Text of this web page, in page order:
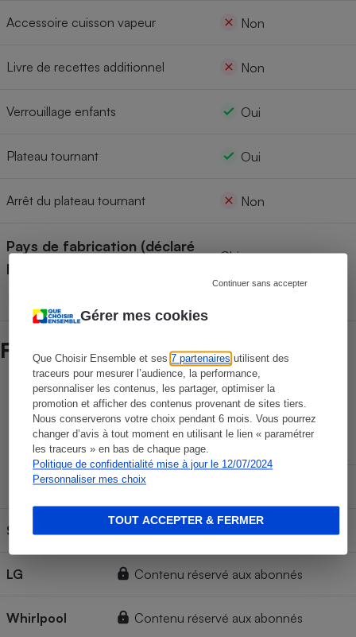
Gérer mes cookies
Que Choisir Ensemble et ses7 partenaires utilisent des
traceurs pour mesurer l’audience, la performance,
personnaliser les contenus, les partager, optimiser la
promotion et afficher des contenus provenant de sites tiers.
Nous conserverons votre choix pendant 6 mois. Vous pourrez
changer d’avis à tout moment en utilisant le lien « paramétrer
les traceurs » en bas de chaque page.
Politique de confidentialité mise à jour le 12/07/2024
Personnaliser mes choix
Continuer sans accepter
TOUT ACCEPTER & FERMER
Accessoire cuisson vapeur Non
Livre de recettes additionnel Non
Verrouillage enfants Oui
Plateau tournant Oui
Arrêt du plateau tournant Non
Pays de fabrication (déclaré
par le fabricant)
Chine
Fiabilité des marques
Durée de vie des marques
Espérance
d'utilisation
Sans panne
Siemens Contenu réservé aux abonnés
LG Contenu réservé aux abonnés
Whirlpool Contenu réservé aux abonnés